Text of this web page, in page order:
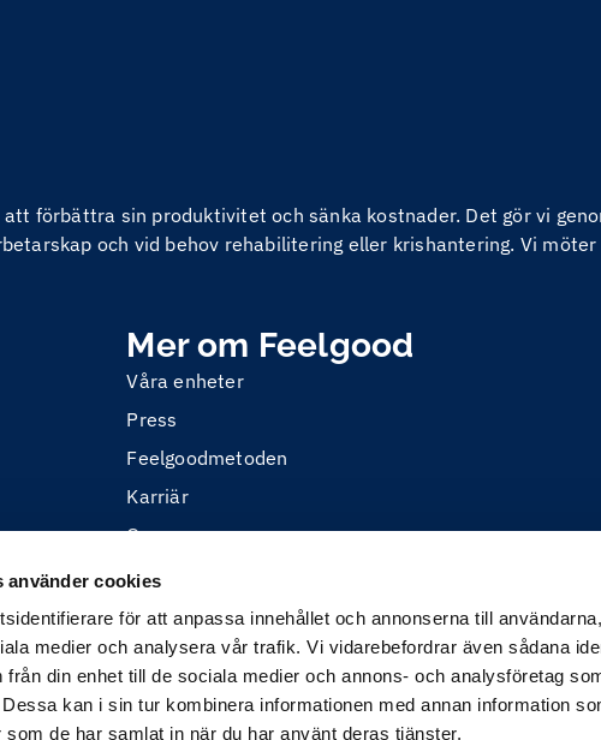
använder cookies
för att anpassa innehållet och annonserna till
medier och analysera vår trafik. Vi vidarebefordrar även sådana
från din enhet till de sociala medier och annons- och analysföretag
kan i sin tur kombinera informationen med annan information
som de har samlat in när du har använt deras tjänster.
förbättra sin produktivitet och sänka kostnader. Det gör vi
och vid behov rehabilitering eller krishantering. Vi
Mer om Feelgood
Våra enheter
Press
Feelgoodmetoden
Karriär
Om oss